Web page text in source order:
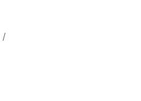
/